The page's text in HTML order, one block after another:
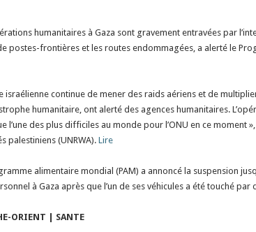
humanitaires à Gaza sont gravement entravées par
postes-frontières et les routes endommagées, a alerté le
israélienne continue de mener des raids aériens et de
humanitaire, ont alerté des agences humanitaires.
l’une des plus difficiles au monde pour l’ONU en ce moment
palestiniens (UNRWA). Lire
alimentaire mondial (PAM) a annoncé la suspension
à Gaza après que l’un de ses véhicules a été touché par
ORIENT | SANTE